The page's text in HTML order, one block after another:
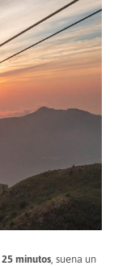
25 minutos , suena un